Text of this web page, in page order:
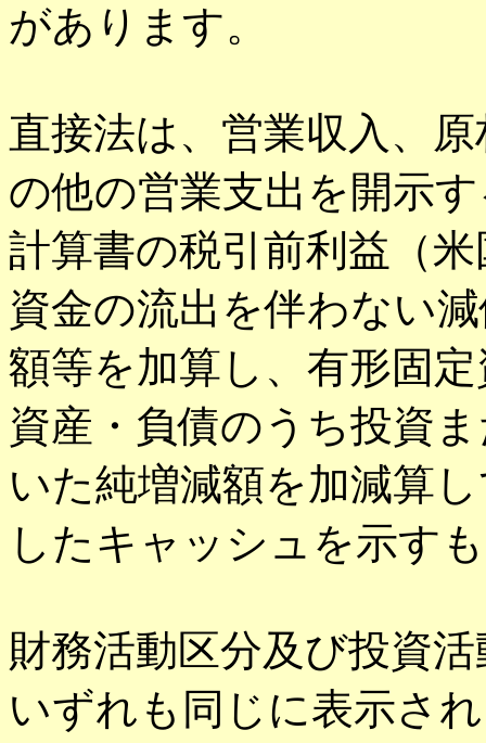
があります。
直接法は、営業収入、
の他の営業支出を開示
計算書の税引前利益（
資金の流出を伴わない
額等を加算し、有形固
資産・負債のうち投資
いた純増減額を加減算
したキャッシュを示す
財務活動区分及び投資
いずれも同じに表示さ